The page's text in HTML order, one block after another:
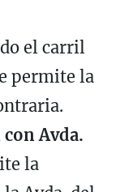
el carril
permite la
Avda.
la